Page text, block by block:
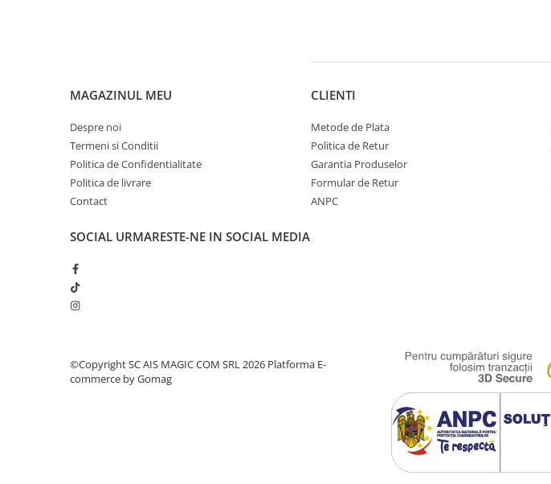
Odorizante
Aer Conditionat
Deodorante & Parfumuri
Deodorante & Parfumuri
MAGAZINUL MEU
Despre noi
Termeni si Conditii
Politica de Confidentialitate
Politica de livrare
Contact
CLIENTI
Metode de Plata
Politica de Retur
Garantia Produselor
Formular de Retur
ANPC
SOCIAL URMARESTE-NE IN SOCIAL MEDIA
©Copyright SC AIS MAGIC COM SRL 2026 Platforma E-
commerce by Gomag